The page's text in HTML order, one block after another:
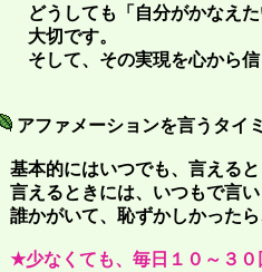
どうしても「自分がかなえた
大切です。
そして、その実現を心から信
アファメーションを言うタイ
基本的にはいつでも、言える
言えるときには、いつもで言
誰かがいて、恥ずかしかった
★少なくても、毎日１０～３０